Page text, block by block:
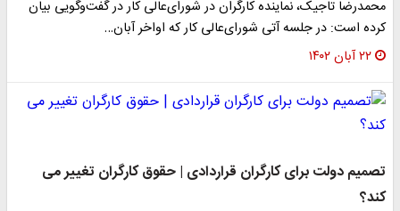
محمدرضا تاجیک، نماینده کارگران در شورای‌عالی کار در گفت‌وگویی بیان
کرده است: در جلسه آتی شورای‌عالی کار که اواخر آبان…
۲۲ آبان ۱۴۰۲
تصمیم دولت برای کارگران قراردادی | حقوق کارگران تغییر می
کند؟